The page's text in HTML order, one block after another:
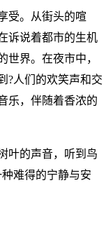
受。从街头的喧
诉说着都市的生机
世界。在夜市中，
?人们的欢笑声和交
乐，伴随着香浓的
叶的声音，听到鸟
难得的宁静与安